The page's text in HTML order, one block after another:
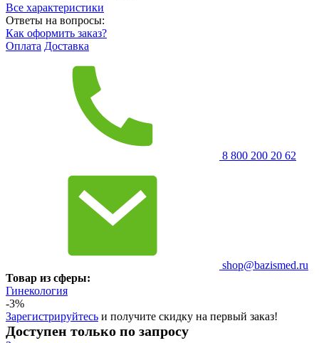
Все характеристики
Ответы на вопросы:
Как оформить заказ?
Оплата Доставка
8 800 200 20 62
shop@bazismed.ru
Товар из сферы:
Гинекология
-3%
Зарегистрируйтесь и получите скидку на первый заказ!
Доступен только по запросу